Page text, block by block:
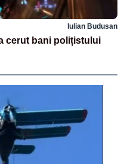
Iulian Budusan
cerut bani polițistului